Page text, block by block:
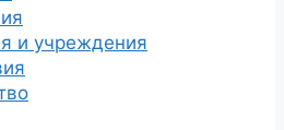
и учреждения